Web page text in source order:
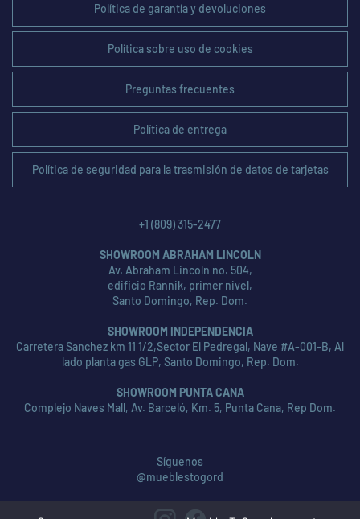
Política de garantía y devoluciones
Política sobre uso de cookies
Preguntas frecuentes
Política de entrega
Política de seguridad para la trasmisión de datos de tarjetas
+1 (809) 315-2477
SHOWROOM ABRAHAM LINCOLN
Av. Abraham Lincoln no. 504,
edificio Rannik, primer nivel,
Santo Domingo, Rep. Dom.
SHOWROOM INDEPENDENCIA
Carretera Sanchez km 11 1/2,Sector El Pedregal, Nave #A-001-B, Al
lado planta gas GLP, Santo Domingo, Rep. Dom.
SHOWROOM PUNTA CANA
Complejo Naves Mall, Av. Barceló, Km. 5, Punta Cana, Rep Dom.
Síguenos
@mueblestogord